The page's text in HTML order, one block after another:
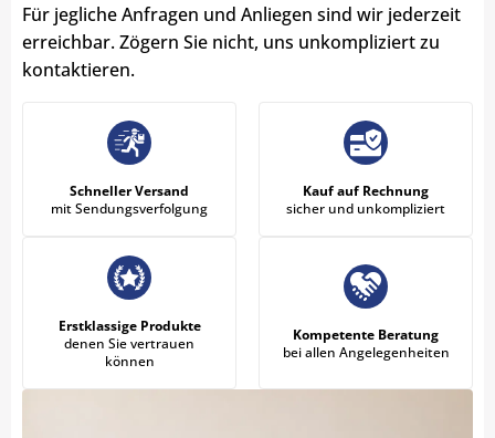
Für jegliche Anfragen und Anliegen sind wir jederzeit
erreichbar. Zögern Sie nicht, uns unkompliziert zu
kontaktieren.
Schneller Versand
mit Sendungsverfolgung
Kauf auf Rechnung
sicher und unkompliziert
Erstklassige Produkte
denen Sie vertrauen
können
Kompetente Beratung
bei allen Angelegenheiten